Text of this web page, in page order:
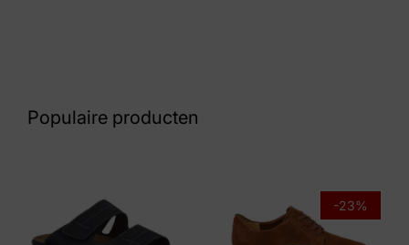
Jenszen
Populaire producten
-23%